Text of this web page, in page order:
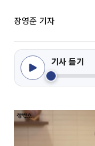
장영준 기자
기사 듣기